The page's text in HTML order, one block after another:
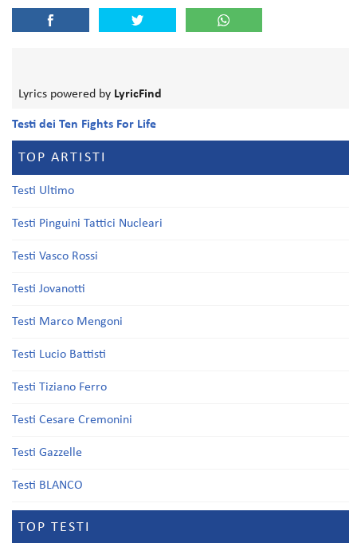
Lyrics powered by LyricFind
Testi dei Ten Fights For Life
TOP ARTISTI
Testi Ultimo
Testi Pinguini Tattici Nucleari
Testi Vasco Rossi
Testi Jovanotti
Testi Marco Mengoni
Testi Lucio Battisti
Testi Tiziano Ferro
Testi Cesare Cremonini
Testi Gazzelle
Testi BLANCO
TOP TESTI